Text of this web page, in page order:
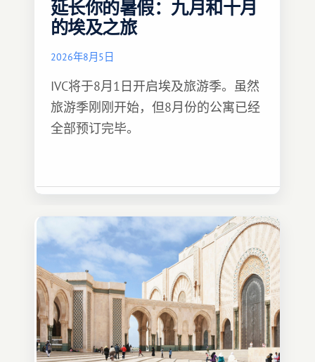
延长你的暑假：九月和十月
的埃及之旅
2026年8月5日
IVC将于8月1日开启埃及旅游季。虽然
旅游季刚刚开始，但8月份的公寓已经
全部预订完毕。